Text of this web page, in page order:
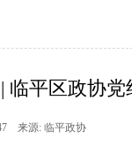
临平区政协
来源: 临平政协